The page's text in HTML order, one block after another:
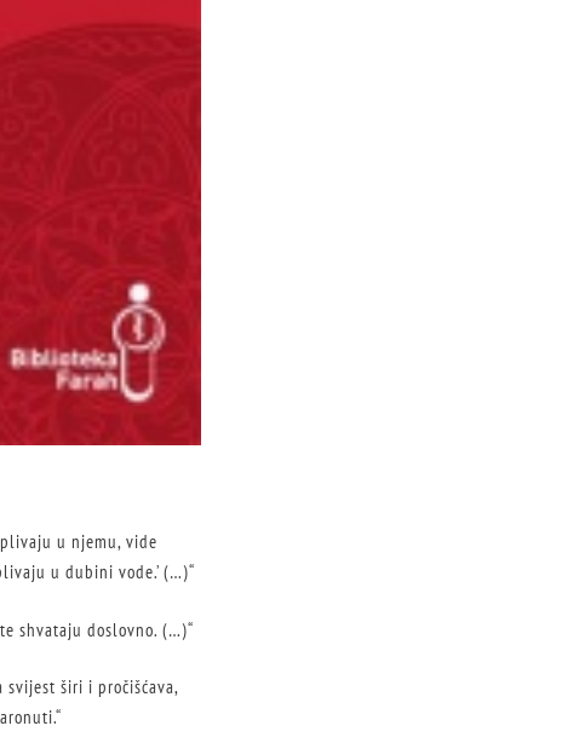
u njemu, vide
u dubini vode.’ (…)“
shvataju doslovno. (…)“
svijest širi i pročišćava,